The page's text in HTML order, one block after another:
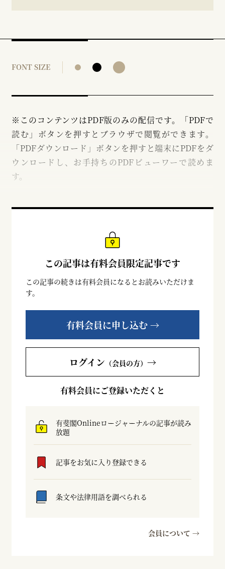
FONT SIZE
※このコンテンツはPDF版のみの配信です。「PDFで
読む」ボタンを押すとブラウザで閲覧ができます。
「PDFダウンロード」ボタンを押すと端末にPDFをダ
ウンロードし、お手持ちのPDFビューワーで読めま
す。
この記事は有料会員限定記事です
この記事の続きは有料会員になるとお読みいただけま
す。
有料会員に申し込む →
ログイン （会員の方） →
有料会員にご登録いただくと
有斐閣Onlineロージャーナルの記事が読み
放題
記事をお気に入り登録できる
条文や法律用語を調べられる
会員について →